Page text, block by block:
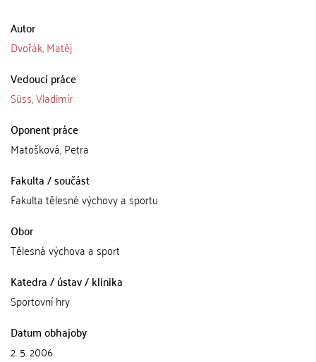
Autor
Dvořák, Matěj
Vedoucí práce
Süss, Vladimír
Oponent práce
Matošková, Petra
Fakulta / součást
Fakulta tělesné výchovy a sportu
Obor
Tělesná výchova a sport
Katedra / ústav / klinika
Sportovní hry
Datum obhajoby
2. 5. 2006